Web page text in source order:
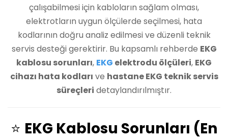
çalışabilmesi için kabloların sağlam olması,
elektrotların uygun ölçülerde seçilmesi, hata
kodlarının doğru analiz edilmesi ve düzenli teknik
servis desteği gerektirir. Bu kapsamlı rehberde EKG
kablosu sorunları, EKG elektrodu ölçüleri, EKG
cihazı hata kodları ve hastane EKG teknik servis
süreçleri detaylandırılmıştır.
⭐ EKG Kablosu Sorunları (En